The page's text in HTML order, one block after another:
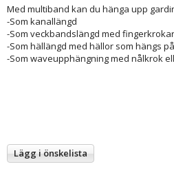
Med multiband kan du hänga upp
-Som kanallängd
-Som veckbandslängd med fingerkrokar
-Som hällängd med hällor som hängs
-Som waveupphängning med nålkrok
Lägg i önskelista